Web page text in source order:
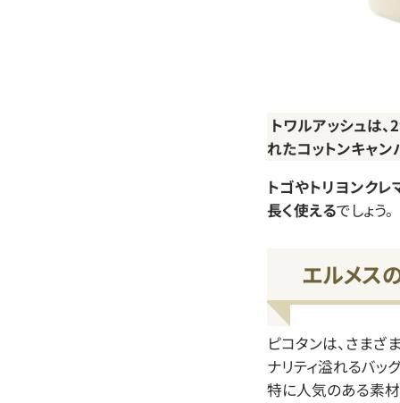
トワルアッシュは
れたコットンキャ
トゴやトリヨンク
長く使えるでしょう。
エルメス
ピコタンは、さまざ
ナリティ溢れるバッ
特に人気のある素材